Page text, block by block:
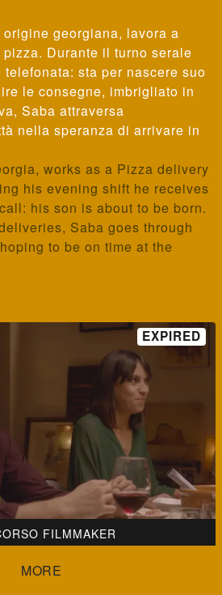
georgiana, lavora a
Durante il turno serale
sta per nascere suo
le consegne, imbrigliato in
Saba attraversa
nella speranza di arrivare in
works as a Pizza delivery
his evening shift he receives
his son is about to be born.
Saba goes through
to be on time at the
FILMMAKER